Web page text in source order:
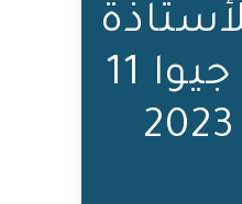
شاينول جيوا 11